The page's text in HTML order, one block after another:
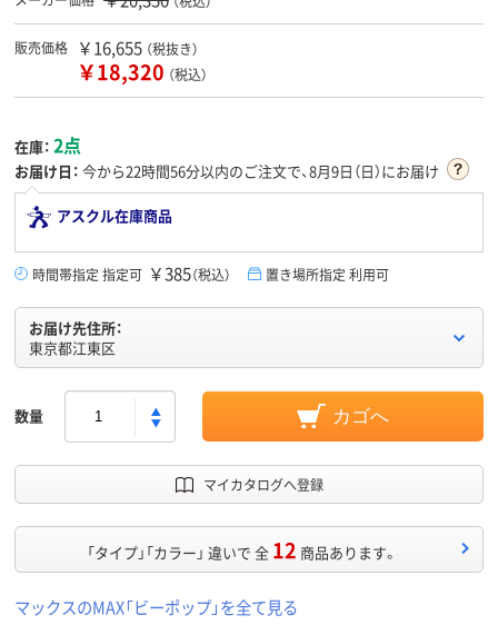
販売価格 ￥16,655 （税抜き）
￥18,320 （税込）
在庫： 2点
お届け日： 今から22時間56分以内のご注文で、8月9日（日）にお届け
アスクル在庫商品
時間帯指定 指定可 ￥385（税込） 置き場所指定 利用可
お届け先住所：
東京都江東区
数量 カゴへ
マイカタログへ登録
「タイプ」「カラー」 違いで 全 12 商品あります。
マックスのMAX「ビーポップ」を全て見る